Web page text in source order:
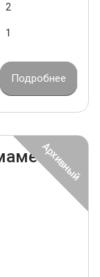
2
1
Подробнее